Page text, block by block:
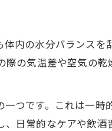
内の水分バランス
の気温差や空気の
つです。これは一
日常的なケアや飲